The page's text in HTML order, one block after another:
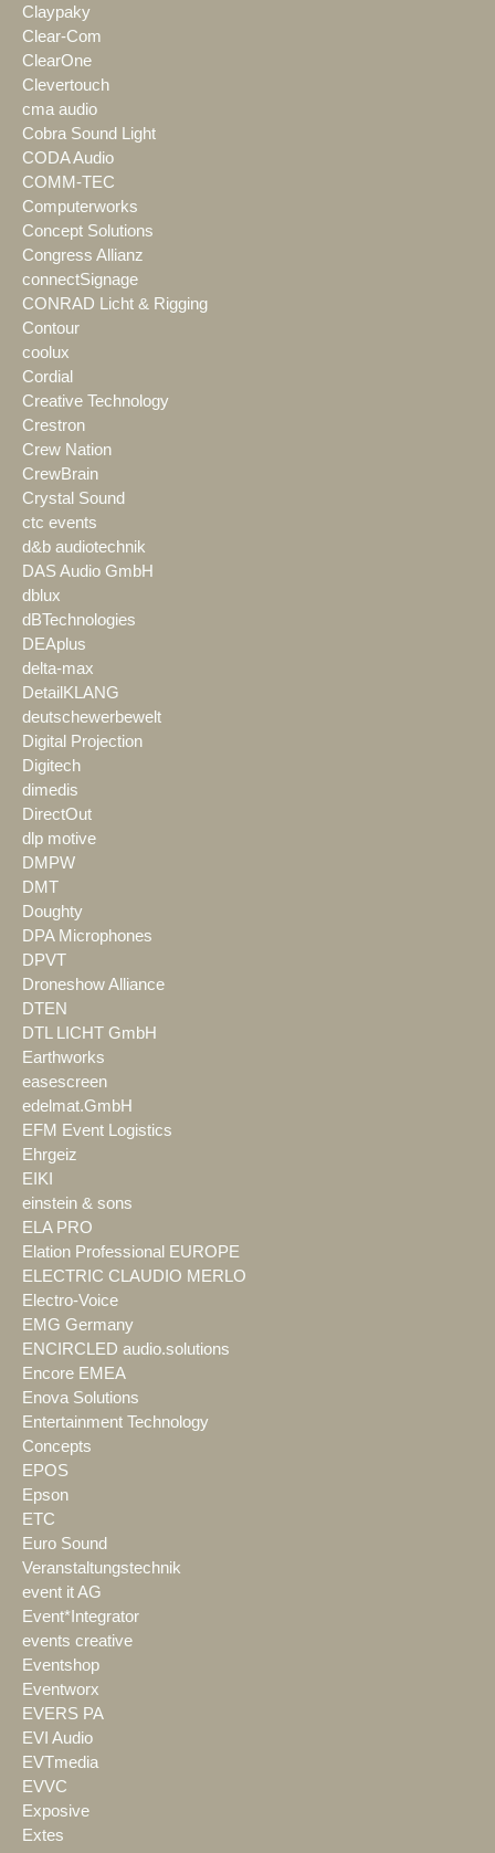
Claypaky
Clear-Com
ClearOne
Clevertouch
cma audio
Cobra Sound Light
CODA Audio
COMM-TEC
Computerworks
Concept Solutions
Congress Allianz
connectSignage
CONRAD Licht & Rigging
Contour
coolux
Cordial
Creative Technology
Crestron
Crew Nation
CrewBrain
Crystal Sound
ctc events
d&b audiotechnik
DAS Audio GmbH
dblux
dBTechnologies
DEAplus
delta-max
DetailKLANG
deutschewerbewelt
Digital Projection
Digitech
dimedis
DirectOut
dlp motive
DMPW
DMT
Doughty
DPA Microphones
DPVT
Droneshow Alliance
DTEN
DTL LICHT GmbH
Earthworks
easescreen
edelmat.GmbH
EFM Event Logistics
Ehrgeiz
EIKI
einstein & sons
ELA PRO
Elation Professional EUROPE
ELECTRIC CLAUDIO MERLO
Electro-Voice
EMG Germany
ENCIRCLED audio.solutions
Encore EMEA
Enova Solutions
Entertainment Technology
Concepts
EPOS
Epson
ETC
Euro Sound
Veranstaltungstechnik
event it AG
Event*Integrator
events creative
Eventshop
Eventworx
EVERS PA
EVI Audio
EVTmedia
EVVC
Exposive
Extes